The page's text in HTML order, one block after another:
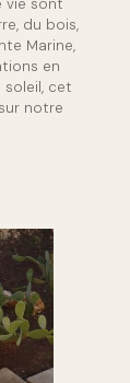
vie sont
du bois,
Marine,
en
cet
notre